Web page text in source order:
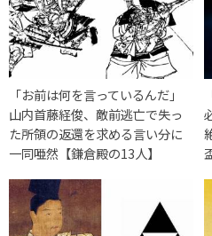
「お前は何を言っているんだ」
山内首藤経俊、敵前逃亡で失っ
た所領の返還を求める言い分に
一同唖然【鎌倉殿の13人】